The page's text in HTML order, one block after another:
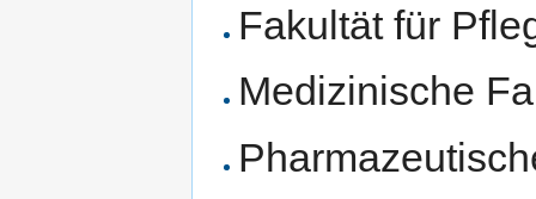
Fakultät für
Medizinische